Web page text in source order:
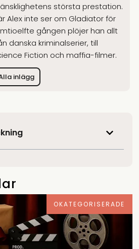
största prestation.
Alex inte ser om Gladiator för
gången plöjer han allt
danska kriminalserier, till
Fiction och maffia-filmer.
inlägg
OKATEGORISERADE